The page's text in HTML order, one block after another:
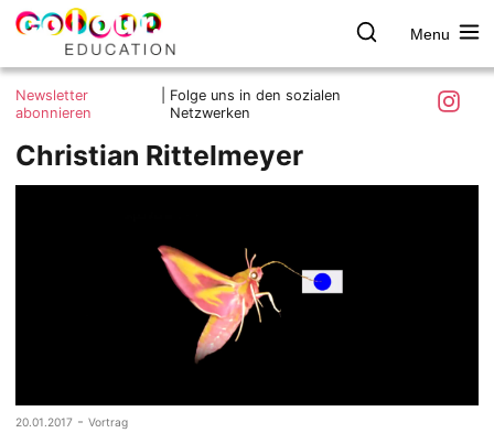
Skip
colour.education
Farbe
entdecken
Menu
Was ist colour.education?
Ziele und Mitmachen
Kontakt
Impressum
Newsletter
abonnieren
Folge uns in den sozialen
Netzwerken
Christian Rittelmeyer
20.01.2017 - Vortrag